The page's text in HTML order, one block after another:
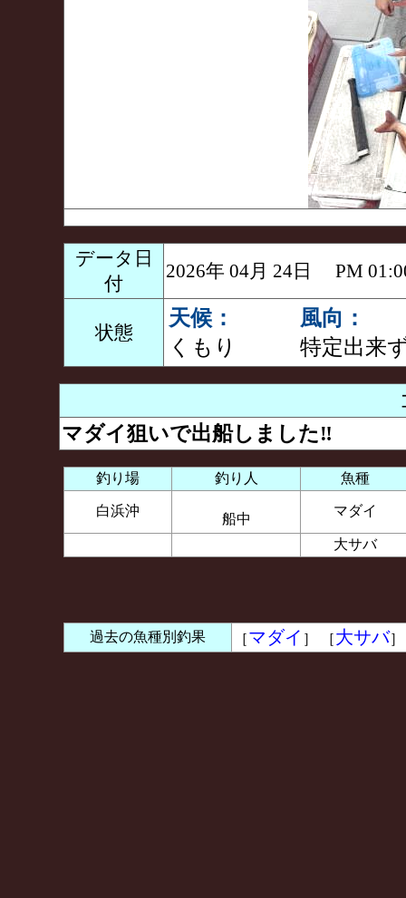
データ日
付
2026年 04月 24日 PM
状態
天候：
くもり
風向：
特定出来
マダイ狙いで出船しました‼️
釣り場 釣り人 魚種
白浜沖
船中
マダイ
大サバ
過去の魚種別釣果 ［マダイ ］ ［大サバ